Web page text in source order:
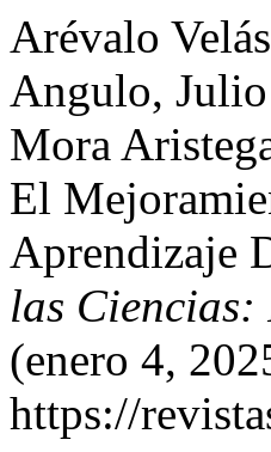
Arévalo
Angulo,
Mora
El
Aprendizaje
las Ciencias:
(enero 4,
https://